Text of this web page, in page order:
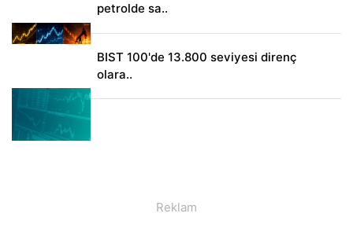
petrolde sa..
BIST 100'de 13.800 seviyesi direnç
olara..